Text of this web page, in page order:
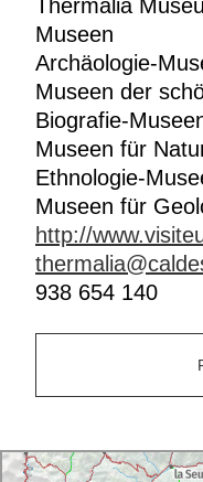
Thermalia
Museen
Archäologie-
Museen der
Biografie-
Museen für
Ethnologie-
Museen für
http://
938 654 140